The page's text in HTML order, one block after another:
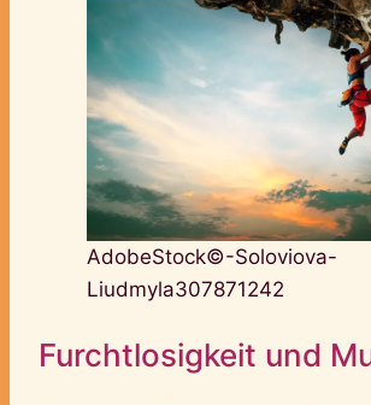
AdobeStock©-Soloviova-
Liudmyla307871242
Furchtlosigkeit und